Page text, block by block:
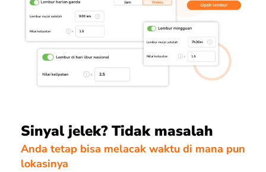
Sinyal jelek? Tidak masalah
Anda tetap bisa melacak waktu di mana pun
lokasinya